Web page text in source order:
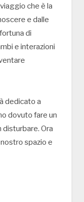
che è la
e dalle
di
e interazioni
dedicato a
dovuto fare un
disturbare. Ora
spazio e